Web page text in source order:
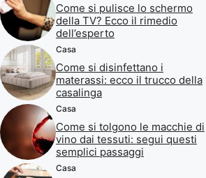
Come si pulisce lo schermo
della TV? Ecco il rimedio
dell’esperto
Casa
Come si disinfettano i
materassi: ecco il trucco della
casalinga
Casa
Come si tolgono le macchie di
vino dai tessuti: segui questi
semplici passaggi
Casa